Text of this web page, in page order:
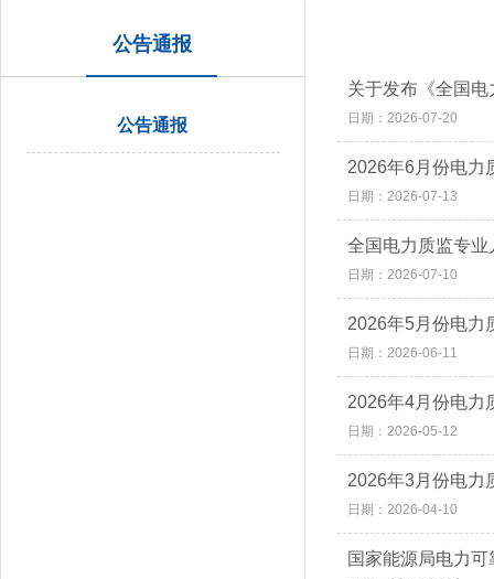
公告通报
公告通报
关于发布《全国
日期：2026-07-20
2026年6月份电力
日期：2026-07-13
全国电力质监专
日期：2026-07-10
2026年5月份电力
日期：2026-06-11
2026年4月份电力
日期：2026-05-12
2026年3月份电力
日期：2026-04-10
国家能源局电力